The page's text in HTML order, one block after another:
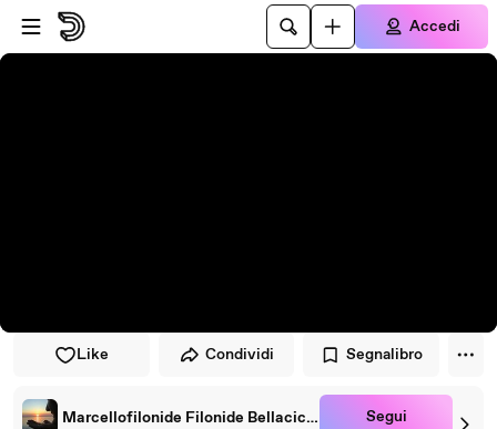
Vai al lettore
Passa al contenuto principale
Accedi
Like Condividi Segnalibro
Marcellofilonide Filonide Bellacicco Segui